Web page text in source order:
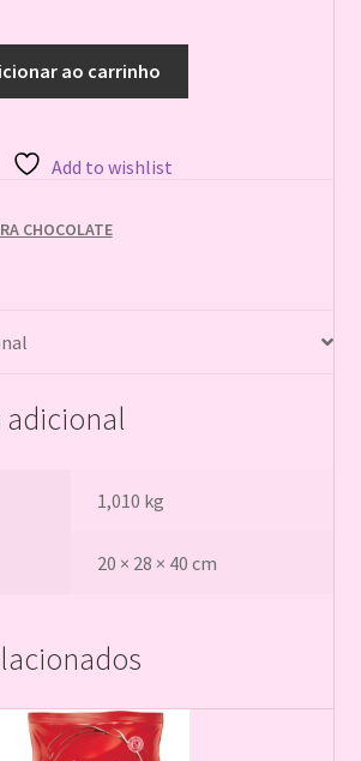
ao carrinho
Add to wishlist
CHOCOLATE
1,010 kg
20 × 28 × 40 cm